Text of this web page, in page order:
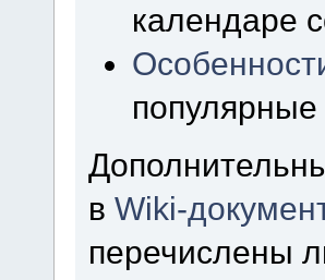
календаре
популярные
вWiki-
перечислены